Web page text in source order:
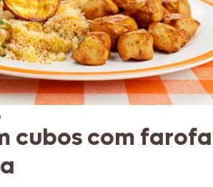
cubos com farofa